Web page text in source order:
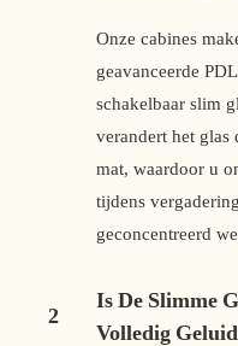
Onze cabines
geavanceerde
schakelbaar slim
verandert het glas
mat, waardoor u
tijdens
geconcentreerd
2
Is De Slimme
Volledig